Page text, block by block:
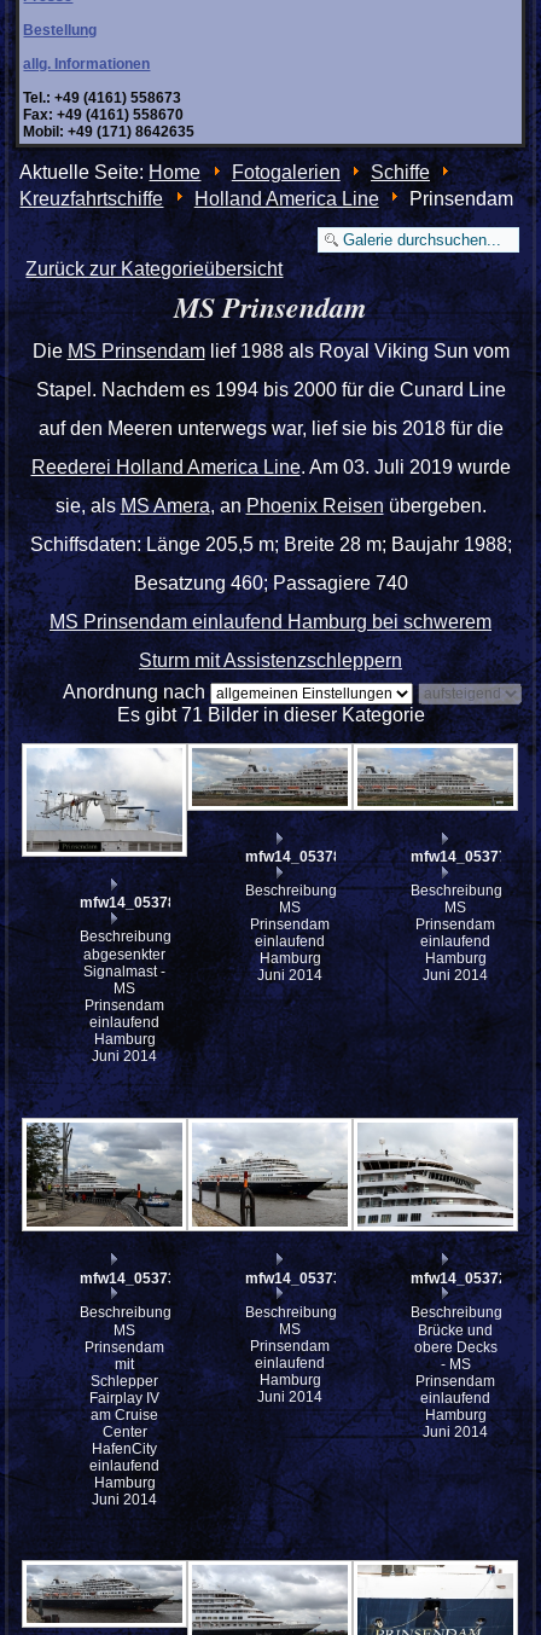
Bestellung
allg. Informationen
Tel.: +49 (4161) 558673
Fax: +49 (4161) 558670
Mobil: +49 (171) 8642635
Aktuelle Seite:Home Fotogalerien
Schiffe
Kreuzfahrtschiffe
Holland America Line Prinsendam
Zurück zur Kategorieübersicht
MS Prinsendam
Die MS Prinsendamlief 1988 als Royal Viking Sun vom
Stapel. Nachdem es 1994 bis 2000 für die Cunard Line
auf den Meeren unterwegs war, lief sie bis 2018 für die
Reederei Holland America Line. Am 03. Juli 2019 wurde
sie, alsMS Amera, anPhoenix Reisenübergeben.
Schiffsdaten: Länge 205,5 m; Breite 28 m; Baujahr 1988;
Besatzung 460; Passagiere 740
MS Prinsendam einlaufend Hamburg bei schwerem
Sturm mit Assistenzschleppern
Anordnung nach
Es gibt 71 Bilder in dieser Kategorie
mfw14_053785
Beschreibung:
abgesenkter
Signalmast -
MS
Prinsendam
einlaufend
Hamburg
Juni 2014
mfw14_053780st
Beschreibung:
MS
Prinsendam
einlaufend
Hamburg
Juni 2014
mfw14_053778st
Beschreibung:
MS
Prinsendam
einlaufend
Hamburg
Juni 2014
mfw14_053736
Beschreibung:
MS
Prinsendam
mit
Schlepper
Fairplay IV
am Cruise
Center
HafenCity
einlaufend
Hamburg
Juni 2014
mfw14_053730
Beschreibung:
MS
Prinsendam
einlaufend
Hamburg
Juni 2014
mfw14_053725
Beschreibung:
Brücke und
obere Decks
- MS
Prinsendam
einlaufend
Hamburg
Juni 2014